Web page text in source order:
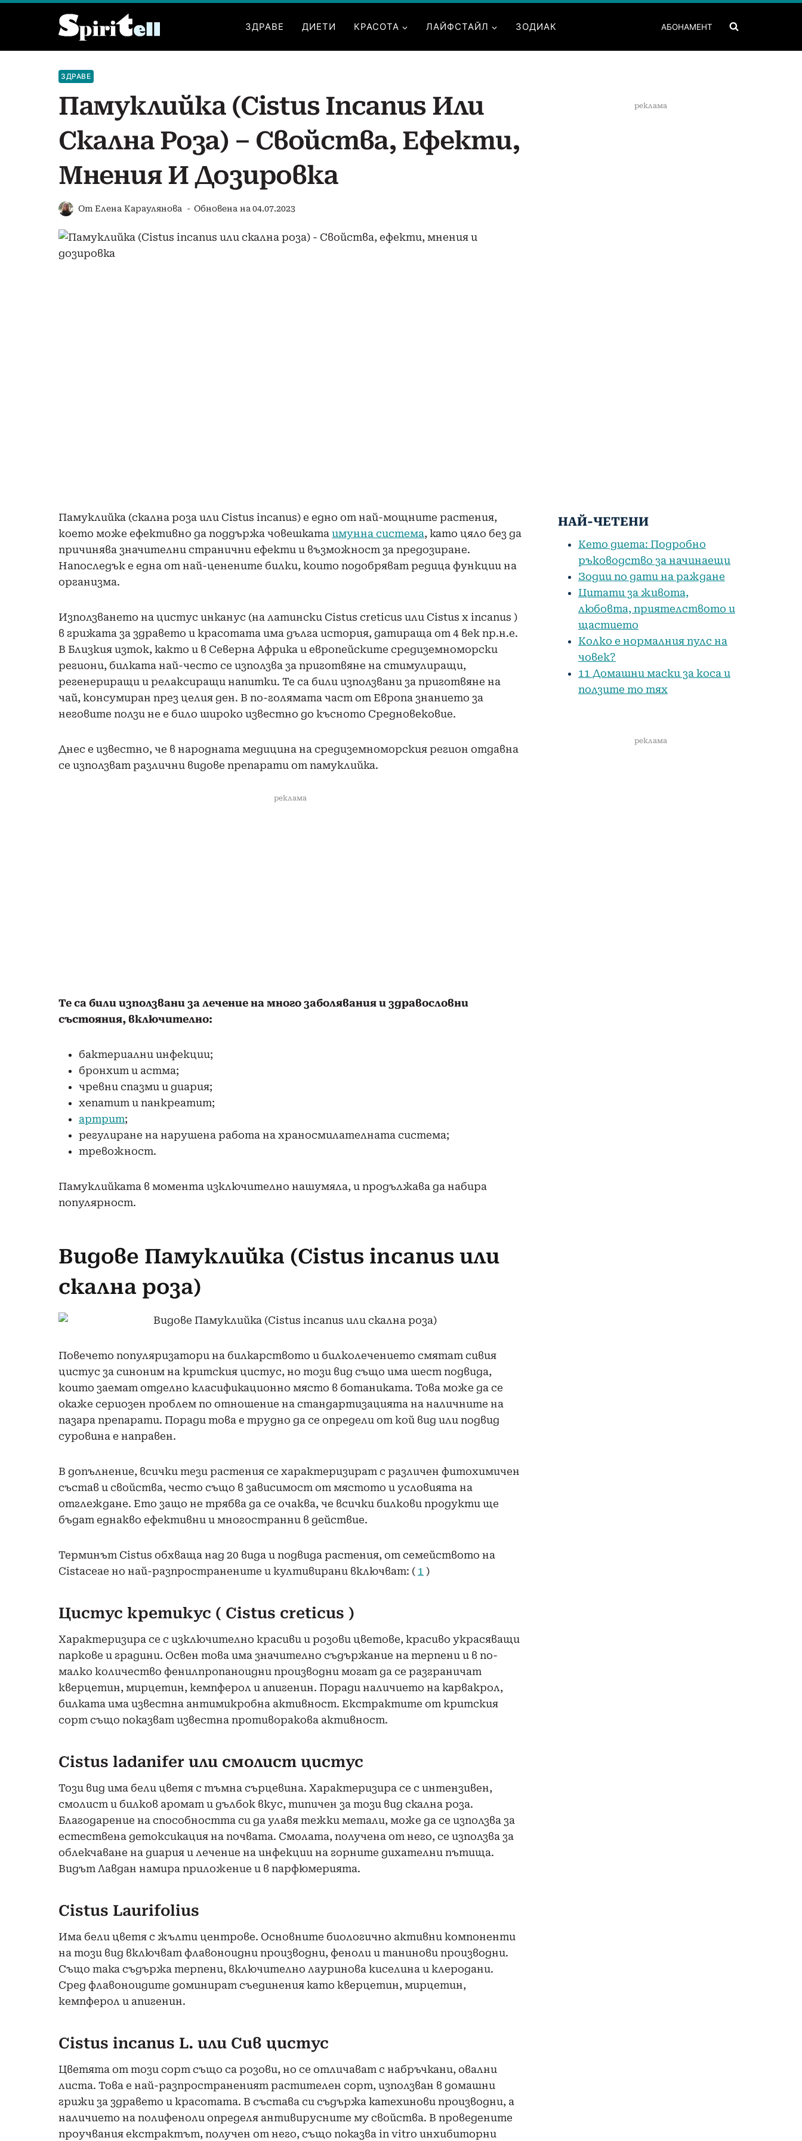
съдържанието
ЗДРАВЕ ДИЕТИ КРАСОТА ЛАЙФСТАЙЛ ЗОДИАК АБОНАМЕНТ
ЗДРАВЕ
Памуклийка (Cistus Incanus Или
Скална Роза) – Свойства, Ефекти,
Мнения И Дозировка
ОтЕлена Караулянова Обновена на 04.07.2023
Памуклийка (скална роза или Cistus incanus) е едно от най-мощните растения,
което може ефективно да поддържа човешката имунна система, като цяло без да
причинява значителни странични ефекти и възможност за предозиране.
Напоследък е една от най-ценените билки, които подобряват редица функции на
организма.
Използването на цистус инканус (на латински Cistus creticus или Cistus x incanus )
в грижата за здравето и красотата има дълга история, датираща от 4 век пр.н.е.
В Близкия изток, както и в Северна Африка и европейските средиземноморски
региони, билката най-често се използва за приготвяне на стимулиращи,
регенериращи и релаксиращи напитки. Те са били използвани за приготвяне на
чай, консумиран през целия ден. В по-голямата част от Европа знанието за
неговите ползи не е било широко известно до късното Средновековие.
Днес е известно, че в народната медицина на средиземноморския регион отдавна
се използват различни видове препарати от памуклийка.
реклама
Те са били използвани за лечение на много заболявания и здравословни
състояния, включително:
бактериални инфекции;
бронхит и астма;
чревни спазми и диария;
хепатит и панкреатит;
артрит;
регулиране на нарушена работа на храносмилателната система;
тревожност.
Памуклийката в момента изключително нашумяла, и продължава да набира
популярност.
Видове Памуклийка (Cistus incanus или
скална роза)
Повечето популяризатори на билкарството и билколечението смятат сивия
цистус за синоним на критския цистус, но този вид също има шест подвида,
които заемат отделно класификационно място в ботаниката. Това може да се
окаже сериозен проблем по отношение на стандартизацията на наличните на
пазара препарати. Поради това е трудно да се определи от кой вид или подвид
суровина е направен.
В допълнение, всички тези растения се характеризират с различен фитохимичен
състав и свойства, често също в зависимост от мястото и условията на
отглеждане. Ето защо не трябва да се очаква, че всички билкови продукти ще
бъдат еднакво ефективни и многостранни в действие.
Терминът Cistus обхваща над 20 вида и подвида растения, от семейството на
Cistaceae но най-разпространените и култивирани включват: ( 1 )
Цистус кретикус ( Cistus creticus )
Характеризира се с изключително красиви и розови цветове, красиво украсяващи
паркове и градини. Освен това има значително съдържание на терпени и в по-
малко количество фенилпропаноидни производни могат да се разграничат
кверцетин, мирцетин, кемпферол и апигенин. Поради наличието на карвакрол,
билката има известна антимикробна активност. Екстрактите от критския
сорт също показват известна противоракова активност.
Cistus ladanifer или смолист цистус
Този вид има бели цветя с тъмна сърцевина. Характеризира се с интензивен,
смолист и билков аромат и дълбок вкус, типичен за този вид скална роза.
Благодарение на способността си да улавя тежки метали, може да се използва за
естествена детоксикация на почвата. Смолата, получена от него, се използва за
облекчаване на диария и лечение на инфекции на горните дихателни пътища.
Видът Лавдан намира приложение и в парфюмерията.
Cistus Laurifolius
Има бели цветя с жълти центрове. Основните биологично активни компоненти
на този вид включват флавоноидни производни, феноли и танинови производни.
Също така съдържа терпени, включително лауринова киселина и клеродани.
Сред флавоноидите доминират съединения като кверцетин, мирцетин,
кемпферол и апигенин.
Cistus incanus L. или Сив цистус
Цветята от този сорт също са розови, но се отличават с набръчкани, овални
листа. Това е най-разпространеният растителен сорт, използван в домашни
грижи за здравето и красотата. В състава си съдържа катехинови производни, а
наличието на полифеноли определя антивирусните му свойства. В проведените
проучвания екстрактът, получен от него, също показва in vitro инхибиторни
реклама
НАЙ-ЧЕТЕНИ
Кето диета: Подробно
ръководство за начинаещи
Зодии по дати на раждане
Цитати за живота,
любовта, приятелството и
щастието
Колко е нормалния пулс на
човек?
11 Домашни маски за коса и
ползите то тях
реклама